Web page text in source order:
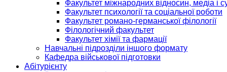
Факультет міжнародних відносин, медіа і
Факультет психології та соціальної роботи
Факультет романо-германської філології
Філологічний факультет
Факультет хімії та фармації
Навчальні підрозділи іншого формату
Кафедра військової підготовки
Абітурієнту